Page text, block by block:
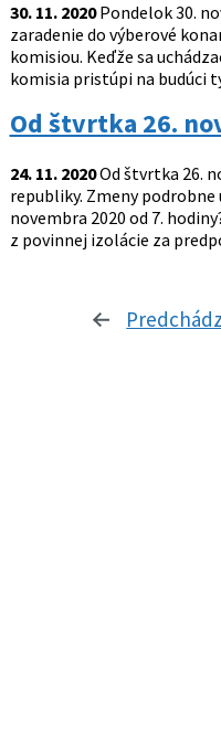
30. 11. 2020Pondelok 30.
zaradenie do výberové
komisiou. Keďže sa
komisia pristúpi na budúci
Od štvrtka 26.
24. 11. 2020Od štvrtka 26.
republiky. Zmeny
novembra 2020 od 7.
z povinnej izolácie za